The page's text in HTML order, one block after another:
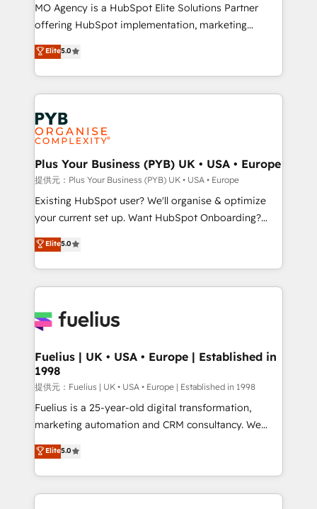
object setup, CMS builds, and full-funnel automation.
- Dashboards, lifecycle campaigns, and lead
nurturing sequences. - Cross-hub setup across
Marketing, Sales, Operations, and Service Hubs. -
Ongoing optimization, managed support, and
scalable retainers. Let’s make HubSpot your most
powerful growth engine. Built to convert, scale, and
drive results.
MO Agency is a HubSpot Elite Solutions Partner
offering HubSpot implementation, marketing
automation, CRM and RevOps consulting, data
architecture, sales enablement, lifecycle automation,
lead scoring and revenue reporting. HubSpot,
Salesforce and integrated enterprise stacks. Digital
Marketing, Answer Engine Optimisation, and
Generative Engine Optimisation (AI Search),
HubSpot Content Hub, WordPress development,
B2B SEO, paid media, and content. We work with
enterprise and growth-led companies across
technology, professional services, financial services
and industrial sectors. Offices in Johannesburg, Cape
implementations delivered. AI visibility coverage
across ChatGPT, Claude, Perplexity, Gemini and
Innovation HubSpot Impact Award - Platform
Migration Excellence HubSpot Impact Award -
professionals.
Elite5.0
Plus Your Business (PYB) UK • USA • Europe
提供元：Plus Your Business (PYB) UK • USA • Europe
Existing HubSpot user? We'll organise & optimize
your current set up. Want HubSpot Onboarding?
We'll customise your CRM & automate your business
processes. Welcome to our Profile! We can help
with... • CRM implementation, reports & workflows,
and team training • CRM migration: Salesforce,
Custom API integrations A little about us... • Boutique
for Sales Hub, Marketing Hub, Service Hub, Data
Hub and Website (CMS) • ISO/IEC 27001:2022, ISO
9001:2015 and now... ISO 42001: 2023 certified •
Exclusive AI 'GuardHub' governance framework,
based on ISO 42001 - helping you 'organise
👈 '𝗖𝗼𝗻𝘁𝗮𝗰𝘁 𝗯𝘂𝘀𝗶𝗻𝗲𝘀𝘀' button to get in touch
(𝘸𝘦'𝘳𝘦 𝘴𝘶𝘱𝘦𝘳 𝘳𝘦𝘴𝘱𝘰𝘯𝘴𝘪𝘷𝘦)
Elite5.0
Fuelius | UK • USA • Europe | Established in
1998
提供元：Fuelius | UK • USA • Europe | Established in 1998
Fuelius is a 25-year-old digital transformation,
marketing automation and CRM consultancy. We
enable mid-market and enterprise clients to
maximise their return from digital and fuel their
growth. We modernise platforms, streamline
operations that are causing inefficiencies, improve
Elite5.0